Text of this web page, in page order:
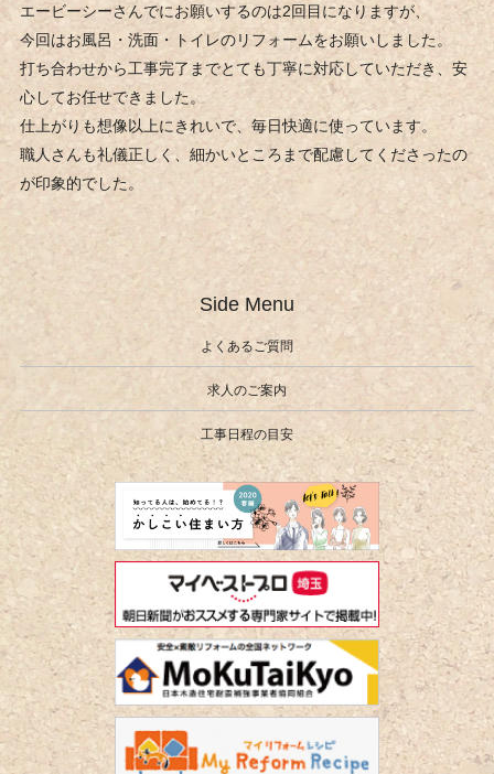
エービーシーさんでにお願いするのは2回目になりますが、
今回はお風呂・洗面・トイレのリフォームをお願いしました。
打ち合わせから工事完了までとても丁寧に対応していただき、安
心してお任せできました。
仕上がりも想像以上にきれいで、毎日快適に使っています。
職人さんも礼儀正しく、細かいところまで配慮してくださったの
が印象的でした。
Side Menu
よくあるご質問
求人のご案内
工事日程の目安